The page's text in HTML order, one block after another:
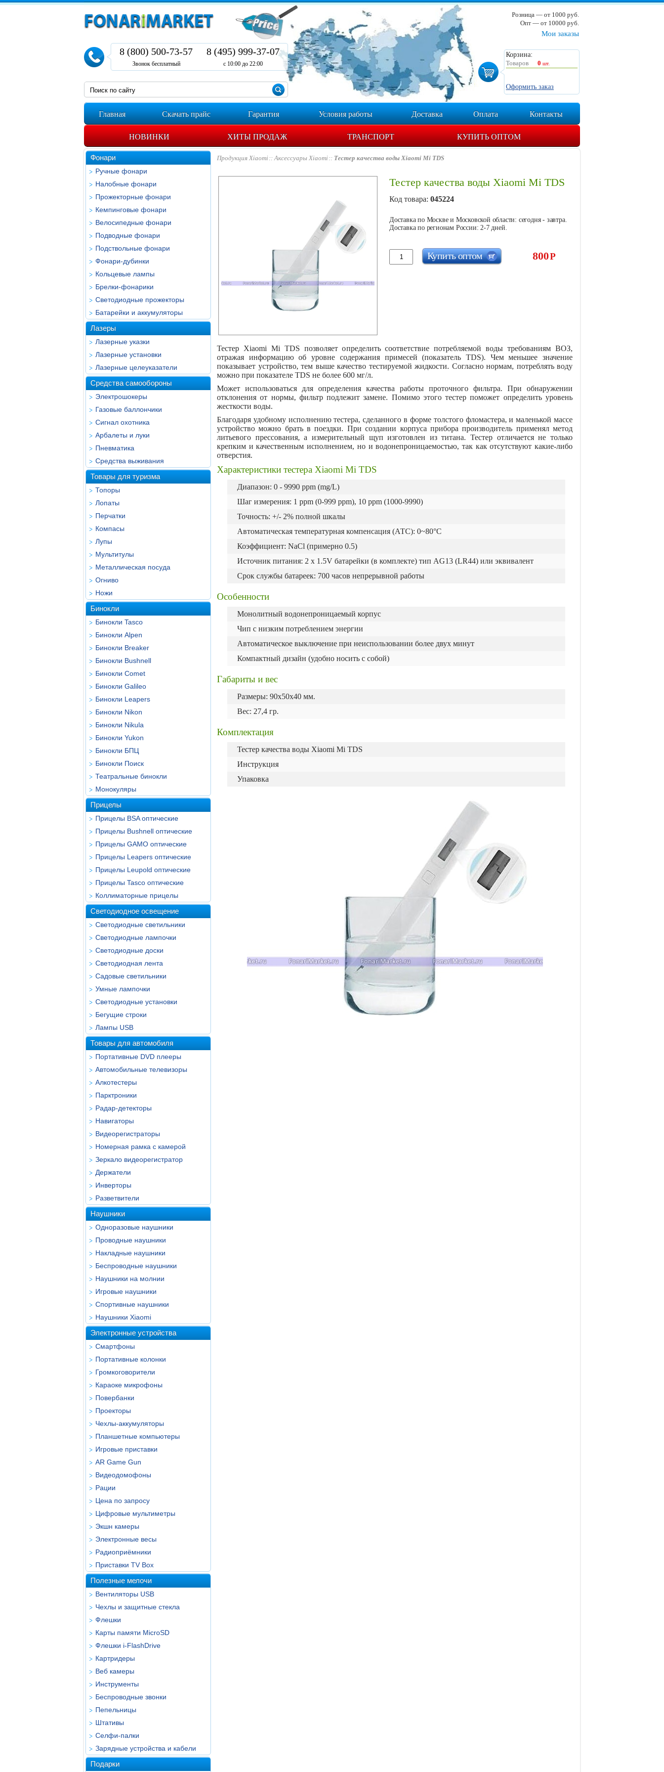
Мои заказы
Корзина:
Товаров
0 шт.
Оформить заказ
8 (800) 500-73-57
Звонок бесплатный
8 (495) 999-37-07
с 10:00 до 22:00
Розница — от 1000 руб.
Опт — от 10000 руб.
Главная Скачать прайс Гарантия Условия работы Доставка Оплата Контакты
НОВИНКИ ХИТЫ ПРОДАЖ ТРАНСПОРТ КУПИТЬ ОПТОМ
Фонари
Ручные фонари
Налобные фонари
Прожекторные фонари
Кемпинговые фонари
Велосипедные фонари
Подводные фонари
Подствольные фонари
Фонари-дубинки
Кольцевые лампы
Брелки-фонарики
Светодиодные прожекторы
Батарейки и аккумуляторы
Лазеры
Лазерные указки
Лазерные установки
Лазерные целеуказатели
Средства самообороны
Электрошокеры
Газовые баллончики
Сигнал охотника
Арбалеты и луки
Пневматика
Средства выживания
Товары для туризма
Топоры
Лопаты
Перчатки
Компасы
Лупы
Мультитулы
Металлическая посуда
Огниво
Ножи
Бинокли
Бинокли Tasco
Бинокли Alpen
Бинокли Breaker
Бинокли Bushnell
Бинокли Comet
Бинокли Galileo
Бинокли Leapers
Бинокли Nikon
Бинокли Nikula
Бинокли Yukon
Бинокли БПЦ
Бинокли Поиск
Театральные бинокли
Монокуляры
Прицелы
Прицелы BSA оптические
Прицелы Bushnell оптические
Прицелы GAMO оптические
Прицелы Leapers оптические
Прицелы Leupold оптические
Прицелы Tasco оптические
Коллиматорные прицелы
Светодиодное освещение
Светодиодные светильники
Светодиодные лампочки
Светодиодные доски
Светодиодная лента
Садовые светильники
Умные лампочки
Светодиодные установки
Бегущие строки
Лампы USB
Товары для автомобиля
Портативные DVD плееры
Автомобильные телевизоры
Алкотестеры
Парктроники
Радар-детекторы
Навигаторы
Видеорегистраторы
Номерная рамка с камерой
Зеркало видеорегистратор
Держатели
Инверторы
Разветвители
Наушники
Одноразовые наушники
Проводные наушники
Накладные наушники
Беспроводные наушники
Наушники на молнии
Игровые наушники
Спортивные наушники
Наушники Xiaomi
Электронные устройства
Смартфоны
Портативные колонки
Громкоговорители
Караоке микрофоны
Повербанки
Проекторы
Чехлы-аккумуляторы
Планшетные компьютеры
Игровые приставки
AR Game Gun
Видеодомофоны
Рации
Цена по запросу
Цифровые мультиметры
Экшн камеры
Электронные весы
Радиоприёмники
Приставки TV Box
Полезные мелочи
Вентиляторы USB
Чехлы и защитные стекла
Флешки
Карты памяти MicroSD
Флешки i-FlashDrive
Картридеры
Веб камеры
Инструменты
Беспроводные звонки
Пепельницы
Штативы
Селфи-палки
Зарядные устройства и кабели
Подарки
Продукция Xiaomi Аксессуары Xiaomi Тестер качества воды Xiaomi Mi TDS
Тестер качества воды Xiaomi Mi TDS
Код товара: 045224
Доставка по Москве и Московской области: сегодня - завтра.
Доставка по регионам России: 2-7 дней.
800Р
Купить оптом
Тестер Xiaomi Mi TDS позволяет определить соответствие потребляемой воды требованиям ВОЗ,
отражая информацию об уровне содержания примесей (показатель TDS). Чем меньшее значение
показывает устройство, тем выше качество тестируемой жидкости. Согласно нормам, потреблять воду
можно при показателе TDS не более 600 мг/л.
Может использоваться для определения качества работы проточного фильтра. При обнаружении
отклонения от нормы, фильтр подлежит замене. Помимо этого тестер поможет определить уровень
жесткости воды.
Благодаря удобному исполнению тестера, сделанного в форме толстого фломастера, и маленькой массе
устройство можно брать в поездки. При создании корпуса прибора производитель применял метод
литьевого прессования, а измерительный щуп изготовлен из титана. Тестер отличается не только
крепким и качественным исполнением, но и водонепроницаемостью, так как отсутствуют какие-либо
отверстия.
Характеристики тестера Xiaomi Mi TDS
Диапазон: 0 - 9990 ppm (mg/L)
Шаг измерения: 1 ppm (0-999 ppm), 10 ppm (1000-9990)
Точность: +/- 2% полной шкалы
Автоматическая температурная компенсация (АТС): 0~80°C
Коэффициент: NaCl (примерно 0.5)
Источник питания: 2 x 1.5V батарейки (в комплекте) тип AG13 (LR44) или эквивалент
Срок службы батареек: 700 часов непрерывной работы
Особенности
Монолитный водонепроницаемый корпус
Чип с низким потреблением энергии
Автоматическое выключение при неиспользовании более двух минут
Компактный дизайн (удобно носить с собой)
Габариты и вес
Размеры: 90x50x40 мм.
Вес: 27,4 гр.
Комплектация
Тестер качества воды Xiaomi Mi TDS
Инструкция
Упаковка